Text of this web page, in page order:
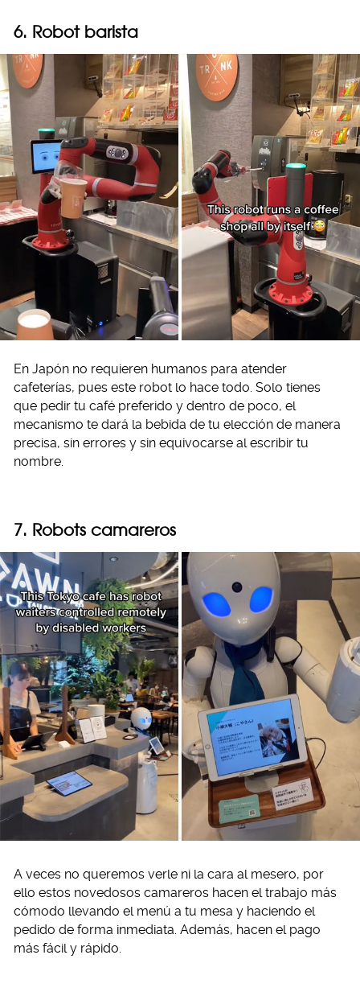
6. Robot barista
En Japón no requieren humanos para atender
cafeterías, pues este robot lo hace todo. Solo tienes
que pedir tu café preferido y dentro de poco, el
mecanismo te dará la bebida de tu elección de manera
precisa, sin errores y sin equivocarse al escribir tu
nombre.
7. Robots camareros
A veces no queremos verle ni la cara al mesero, por
ello estos novedosos camareros hacen el trabajo más
cómodo llevando el menú a tu mesa y haciendo el
pedido de forma inmediata. Además, hacen el pago
más fácil y rápido.